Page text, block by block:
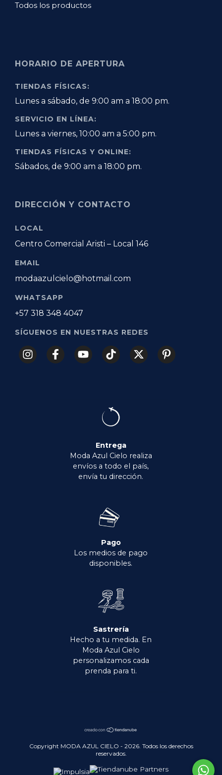
Todos los productos
HORARIO DE APERTURA
TIENDAS FÍSICAS:
Lunes a sábado, de 9:00 am a 18:00 pm.
SERVICIO EN LÍNEA:
Lunes a viernes, 10:00 am a 5:00 pm.
TIENDAS FÍSICAS Y ONLINE:
Sábados, de 9:00 am a 18:00 pm.
DIRECCIÓN Y CONTACTO
LOCAL
Centro Comercial Aristi – Local 146
EMAIL
modaazulcielo@hotmail.com
WHATSAPP
+57 318 348 4047
SÍGUENOS EN NUESTRAS REDES
Entrega
Moda Azul Cielo realiza
envíos a todo el país,
envía tu dirección.
Pago
Los medios de pago
disponibles.
Sastrería
Hecho a tu medida. En
Moda Azul Cielo
personalizamos cada
prenda para ti.
Copyright MODA AZUL CIELO - 2026. Todos los derechos
reservados.